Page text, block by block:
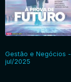
Gestão e Negócios -
jul/2025